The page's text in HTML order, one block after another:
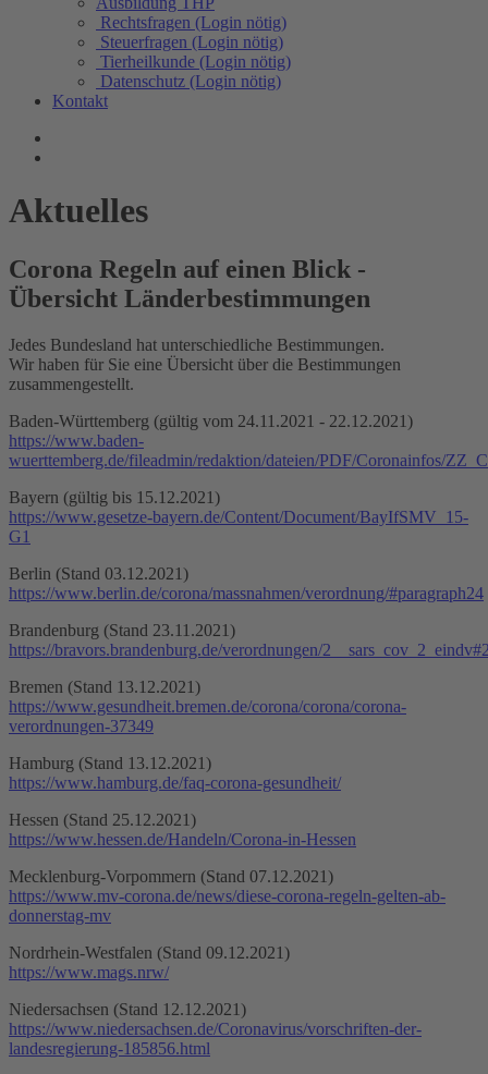
Rechtsfragen (Login nötig)
Steuerfragen (Login nötig)
Tierheilkunde (Login nötig)
Datenschutz (Login nötig)
Kontakt
Aktuelles
Corona Regeln auf einen Blick -
Übersicht Länderbestimmungen
Jedes Bundesland hat unterschiedliche Bestimmungen.
Wir haben für Sie eine Übersicht über die Bestimmungen
zusammengestellt.
Baden-Württemberg (gültig vom 24.11.2021 - 22.12.2021)
https://www.baden-
wuerttemberg.de/fileadmin/redaktion/dateien/PDF/Coronainfos/
Bayern (gültig bis 15.12.2021)
https://www.gesetze-bayern.de/Content/Document/BayIfSMV_15-
G1
Berlin (Stand 03.12.2021)
https://www.berlin.de/corona/massnahmen/verordnung/#paragraph24
Brandenburg (Stand 23.11.2021)
https://bravors.brandenburg.de/verordnungen/
Bremen (Stand 13.12.2021)
https://www.gesundheit.bremen.de/corona/corona/corona-
verordnungen-37349
Hamburg (Stand 13.12.2021)
https://www.hamburg.de/faq-corona-gesundheit/
Hessen (Stand 25.12.2021)
https://www.hessen.de/Handeln/Corona-in-Hessen
Mecklenburg-Vorpommern (Stand 07.12.2021)
https://www.mv-corona.de/news/diese-corona-regeln-gelten-ab-
donnerstag-mv
Nordrhein-Westfalen (Stand 09.12.2021)
https://www.mags.nrw/
Niedersachsen (Stand 12.12.2021)
https://www.niedersachsen.de/Coronavirus/vorschriften-der-
landesregierung-185856.html